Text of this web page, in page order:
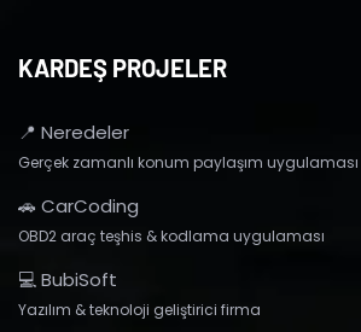
KARDEŞ PROJELER
📍 Neredeler
Gerçek zamanlı konum paylaşım uygulaması
🚗 CarCoding
OBD2 araç teşhis & kodlama uygulaması
💻 BubiSoft
Yazılım & teknoloji geliştirici firma